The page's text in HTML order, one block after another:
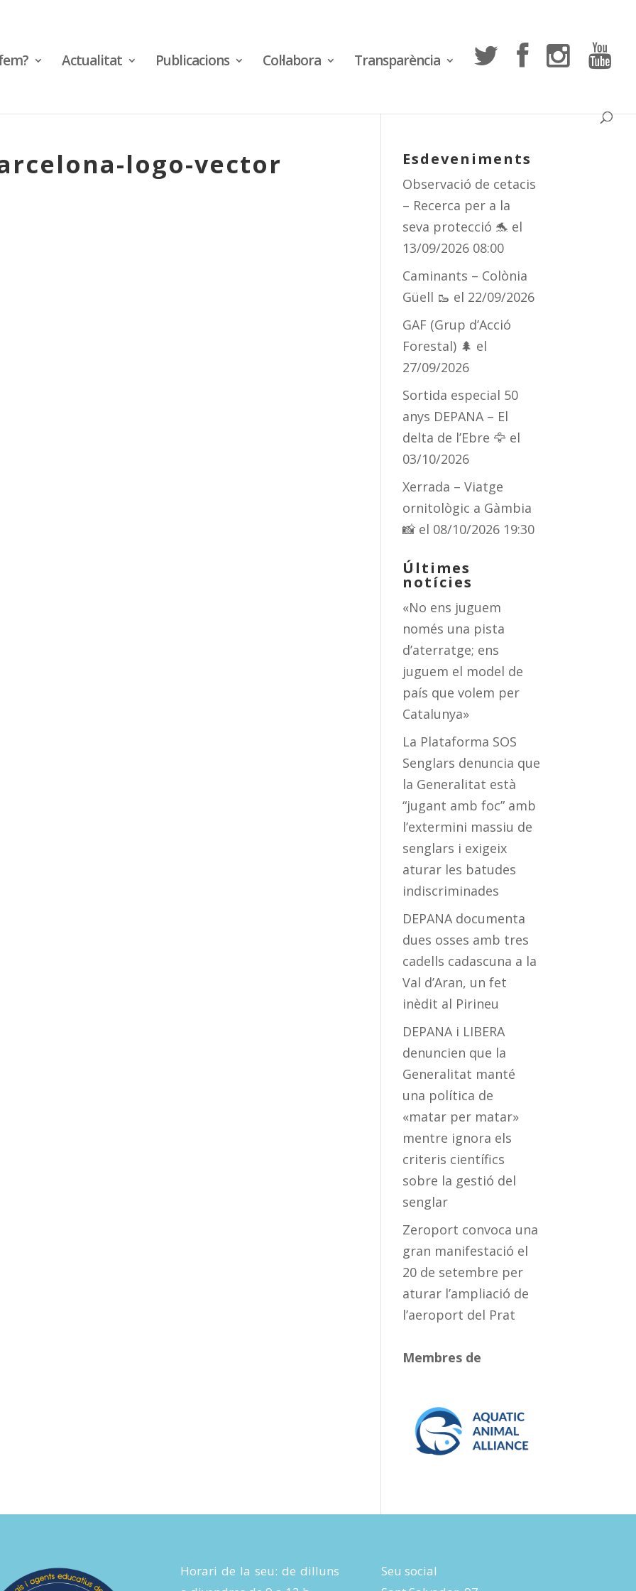
Actualitat Publicacions Col·labora Transparència
logo-vector Esdeveniments
Observació de cetacis
– Recerca per a la
seva protecció 🐬 el
13/09/2026 08:00
Caminants – Colònia
Güell 🥾 el 22/09/2026
GAF (Grup d’Acció
Forestal) 🌲 el
27/09/2026
Sortida especial 50
anys DEPANA – El
delta de l’Ebre 🦅 el
03/10/2026
Xerrada – Viatge
ornitològic a Gàmbia
📸 el 08/10/2026 19:30
Últimes
notícies
«No ens juguem
només una pista
d’aterratge; ens
juguem el model de
país que volem per
Catalunya»
La Plataforma SOS
Senglars denuncia que
la Generalitat està
“jugant amb foc” amb
l’extermini massiu de
senglars i exigeix
aturar les batudes
indiscriminades
DEPANA documenta
dues osses amb tres
cadells cadascuna a la
Val d’Aran, un fet
inèdit al Pirineu
DEPANA i LIBERA
denuncien que la
Generalitat manté
una política de
«matar per matar»
mentre ignora els
criteris científics
sobre la gestió del
senglar
Zeroport convoca una
gran manifestació el
20 de setembre per
aturar l’ampliació de
l’aeroport del Prat
Membres de
Horari de la seu: de dilluns
Seu social